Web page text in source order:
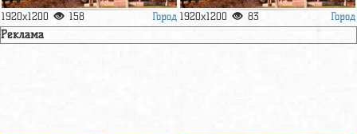
1920x1200 158 Город 1920x1200 83 Город
Реклама